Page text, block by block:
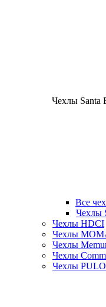
Чехлы Santa
Все
Чехлы
Чехлы HDCI
Чехлы
Чехлы
Чехлы
Чехлы